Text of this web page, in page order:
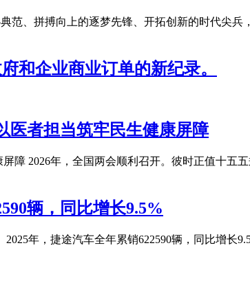
范、拼搏向上的逐梦先锋、开拓创新的时代尖
和企业商业订单的新纪录。
医者担当筑牢民生健康屏障
障 2026年，全国两会顺利召开。彼时正值十五
辆，同比增长9.5%
年，捷途汽车全年累销622590辆，同比增长